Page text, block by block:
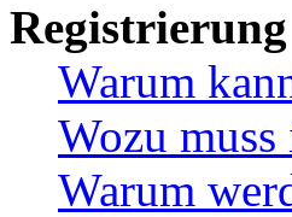
Warum
Wozu
Warum